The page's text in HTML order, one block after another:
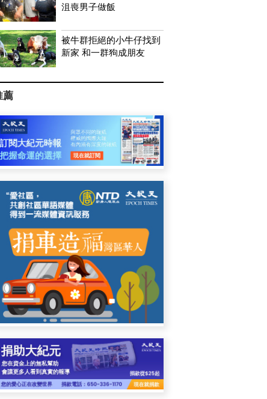
沮喪男子做飯
被牛群拒絕的小牛仔找到
新家 和一群狗成朋友
薦